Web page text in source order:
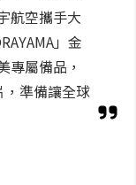
航空攜手大
」金
專屬備品，
準備讓全球